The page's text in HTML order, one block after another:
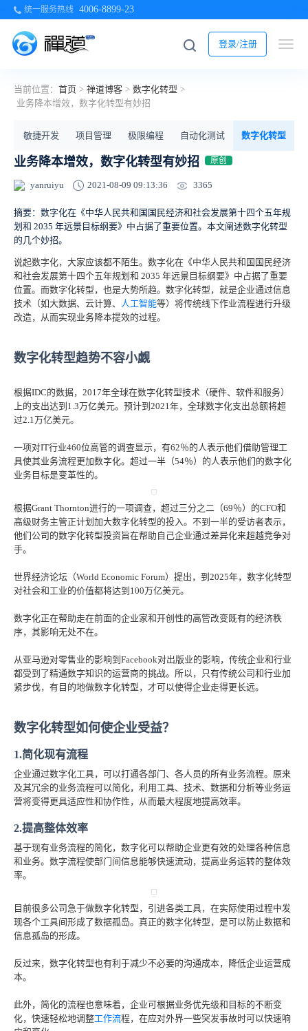
统一服务热线 4006-8899-23
登录/注册
当前位置： 首页 > 禅道博客 > 数字化转型 >
业务降本增效，数字化转型有妙招
敏捷开发 项目管理 极限编程 自动化测试 数字化转型
业务降本增效，数字化转型有妙招 原创
yanruiyu 2021-08-09 09:13:36 3365
摘要：数字化在《中华人民共和国国民经济和社会发展第十四个五年规
划和 2035 年远景目标纲要》中占据了重要位置。本文阐述数字化转型
的几个妙招。
说起数字化，大家应该都不陌生。数字化在《中华人民共和国国民经济
和社会发展第十四个五年规划和 2035 年远景目标纲要》中占据了重要
位置。而数字化转型，也是大势所趋。数字化转型，就是企业通过信息
技术（如大数据、云计算、 人工智能等）将传统线下作业流程进行升级
改造，从而实现业务降本提效的过程。
数字化转型趋势不容小觑
根据IDC的数据，2017年全球在数字化转型技术（硬件、软件和服务）
上的支出达到1.3万亿美元。预计到2021年，全球数字化支出总额将超
过2.1万亿美元。
一项对IT行业460位高管的调查显示，有62％的人表示他们借助管理工
具使其业务流程更加数字化。超过一半（54％）的人表示他们的数字化
业务目标是变革性的。
根据Grant Thornton进行的一项调查，超过三分之二（69％）的CFO和
高级财务主管正计划加大数字化转型的投入。不到一半的受访者表示，
他们公司的数字化转型投资旨在帮助自己企业通过差异化来超越竞争对
手。
世界经济论坛（World Economic Forum）提出，到2025年，数字化转型
对社会和工业的价值都将达到100万亿美元。
数字化正在帮助走在前面的企业家和开创性的高管改变既有的经济秩
序，其影响无处不在。
从亚马逊对零售业的影响到Facebook对出版业的影响，传统企业和行业
都受到了精通数字知识的运营商的挑战。所以，只有传统公司和行业加
紧步伐，有目的地做数字化转型，才可以使得企业走得更长远。
数字化转型如何使企业受益？
1.简化现有流程
企业通过数字化工具，可以打通各部门、各人员的所有业务流程。原来
及其冗余的业务流程可以简化，利用工具、技术、数据和分析等业务运
营将变得更具适应性和协作性，从而最大程度地提高效率。
2.提高整体效率
基于现有业务流程的简化，数字化可以帮助企业更有效的处理各种信息
和业务。数字流程使部门间信息能够快速流动，提高业务运转的整体效
率。
目前很多公司急于做数字化转型，引进各类工具，在实际使用过程中发
现各个工具间形成了数据孤岛。真正的数字化转型，是可以防止数据和
信息孤岛的形成。
反过来，数字化转型也有利于减少不必要的沟通成本，降低企业运营成
本。
此外，简化的流程也意味着，企业可根据业务优先级和目标的不断变
化，快速轻松地调整工作流程，在应对外界一些突发事故时可以快速响